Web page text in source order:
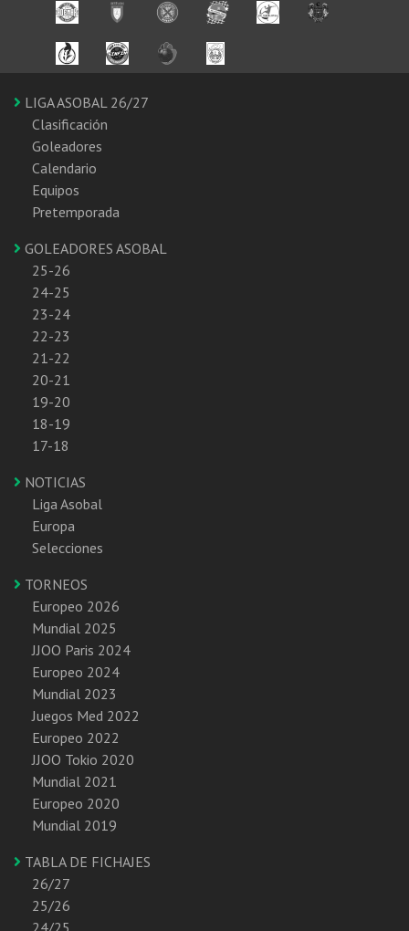
LIGA ASOBAL 26/27
Clasificación
Goleadores
Calendario
Equipos
Pretemporada
GOLEADORES ASOBAL
25-26
24-25
23-24
22-23
21-22
20-21
19-20
18-19
17-18
NOTICIAS
Liga Asobal
Europa
Selecciones
TORNEOS
Europeo 2026
Mundial 2025
JJOO Paris 2024
Europeo 2024
Mundial 2023
Juegos Med 2022
Europeo 2022
JJOO Tokio 2020
Mundial 2021
Europeo 2020
Mundial 2019
TABLA DE FICHAJES
26/27
25/26
24/25